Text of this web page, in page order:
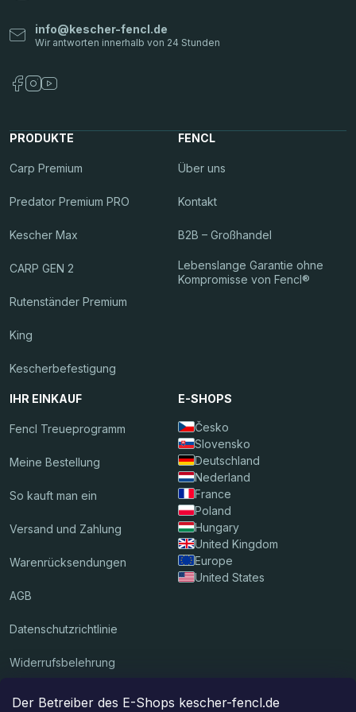
Der Betreiber des E-Shops kescher-fencl.de
info@kescher-fencl.de
PRODUKTE
Carp Premium
Predator Premium PRO
Kescher Max
CARP GEN 2
Rutenständer Premium
King
Kescherbefestigung
FENCL
Über uns
Kontakt
B2B – Großhandel
Lebenslange Garantie ohne
Kompromisse von Fencl®
IHR EINKAUF
Fencl Treueprogramm
Meine Bestellung
So kauft man ein
Versand und Zahlung
Warenrücksendungen
AGB
Datenschutzrichtlinie
Widerrufsbelehrung
E-SHOPS
Česko
Slovensko
Deutschland
Nederland
France
Poland
Hungary
United Kingdom
Europe
United States
Wir akzeptieren Online-Zahlungen